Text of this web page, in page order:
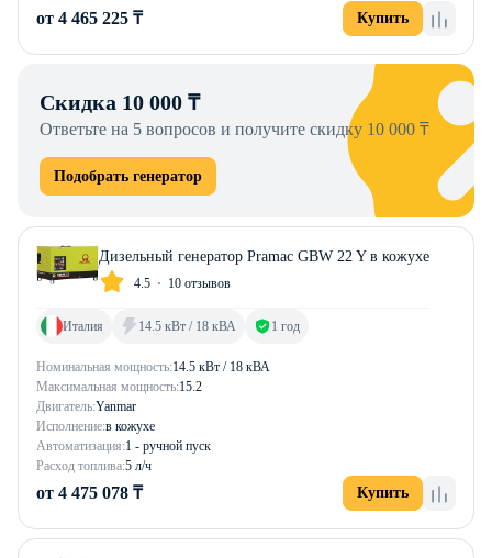
от 4 465 225 ₸ Купить
Скидка 10 000 ₸
Ответьте на 5 вопросов и получите скидку 10 000 ₸
Подобрать генератор
Дизельный генератор Pramac GBW 22 Y в кожухе
4.5 10 отзывов
Номинальная мощность:14.5 кВт / 18 кВА
Максимальная мощность:15.2
Двигатель:Yanmar
Исполнение:в кожухе
Автоматизация:1 - ручной пуск
Расход топлива:5 л/ч
Италия 14.5 кВт / 18 кВА 1 год
от 4 475 078 ₸ Купить